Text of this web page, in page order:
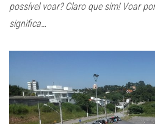
possível voar? Claro que sim! Voar
significa…